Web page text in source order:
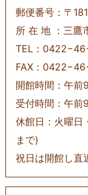
郵便番号：〒
所 在 地 ：三鷹
TEL：
FAX：
開館時間：午
受付時間：午
休館日：火曜日
まで)
祝日は開館し直